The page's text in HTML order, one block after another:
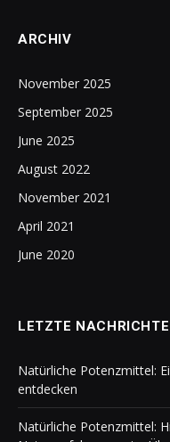
ARCHIV
November 2025
September 2025
June 2025
August 2022
November 2021
April 2021
June 2020
LETZTE
Natürliche Potenzmittel:
entdecken
Natürliche Potenzmittel: